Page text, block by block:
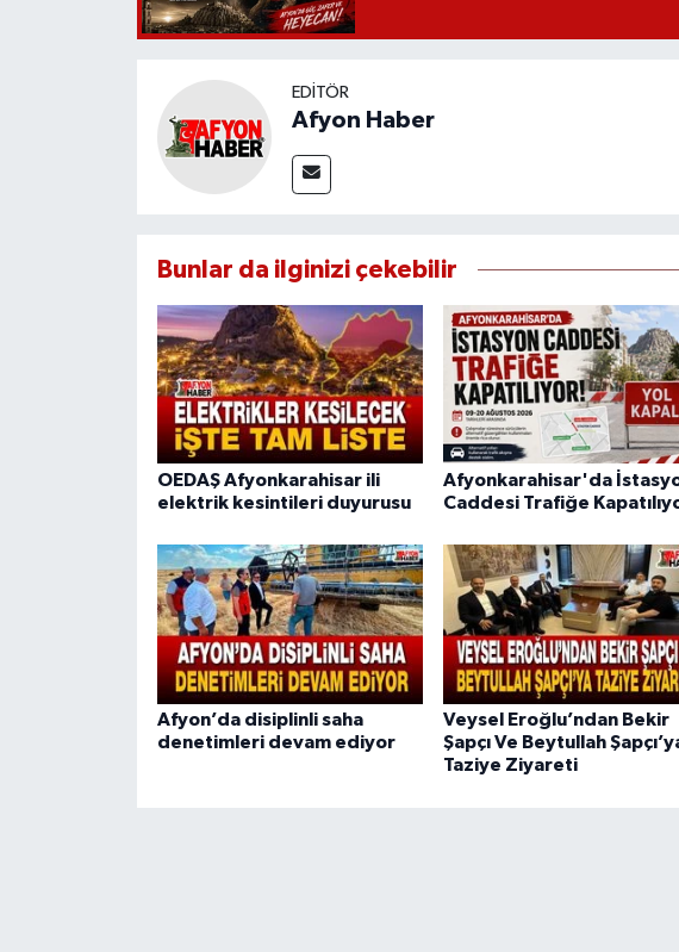
EDITÖR
Afyon Haber
Bunlar da ilginizi çekebilir
OEDAŞ Afyonkarahisar ili
elektrik kesintileri duyurusu
Afyonkarahisar'da
Caddesi Trafiğe
Afyon’da disiplinli saha
denetimleri devam ediyor
Veysel Eroğlu’ndan Bekir
Şapçı Ve Beytullah
Taziye Ziyareti